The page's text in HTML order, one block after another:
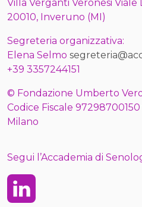
Villa Verganti Veronesi Viale
20010, Inveruno (MI)
Segreteria organizzativa:
Elena Selmo
+39 3357244151
© Fondazione Umberto
Codice Fiscale 97298700150
Milano
Segui l’Accademia di
Linkedin